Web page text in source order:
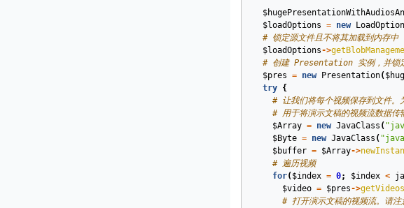
$loadOptions = new
# 锁定源文件且不将其加载到内存中
$loadOptions->
# 创建 Presentation 实例，并锁
$pres = new Presentation(
try
{
# 让我们将每个视频保存到文件。
# 用于将演示文稿的视频流数据传
$Array = new JavaClass (
$Byte = new JavaClass (
$buffer = $Array->
# 遍历视频
for( $index = 0; $index <
$video = $pres->getVideos
# 打开演示文稿的视频流。请注